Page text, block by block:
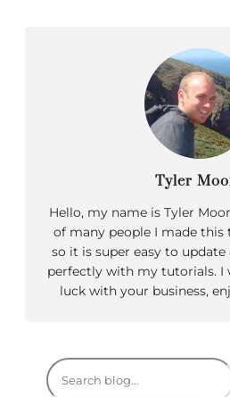
Tyler
Hello, my name is Tyler
of many people I made this
so it is super easy to
perfectly with my tutorials. I
luck with your business,
R
e